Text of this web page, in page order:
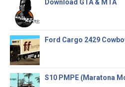
Download GTA & MTA
Ford Cargo 2429
S10 PMPE (Maratona